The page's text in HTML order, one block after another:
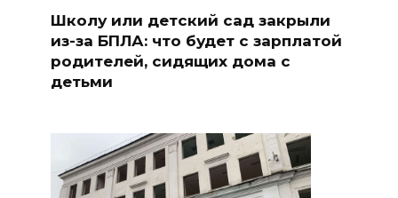
Школу или детский сад закрыли
из-за БПЛА: что будет с зарплатой
родителей, сидящих дома с
детьми